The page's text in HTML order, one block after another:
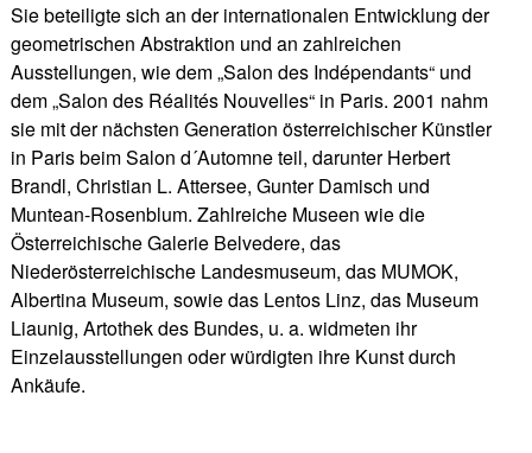
Sie beteiligte sich an der internationalen Entwicklung der
geometrischen Abstraktion und an zahlreichen
Ausstellungen, wie dem „Salon des Indépendants“ und
dem „Salon des Réalités Nouvelles“ in Paris. 2001 nahm
sie mit der nächsten Generation österreichischer Künstler
in Paris beim Salon d´Automne teil, darunter Herbert
Brandl, Christian L. Attersee, Gunter Damisch und
Muntean-Rosenblum. Zahlreiche Museen wie die
Österreichische Galerie Belvedere, das
Niederösterreichische Landesmuseum, das MUMOK,
Albertina Museum, sowie das Lentos Linz, das Museum
Liaunig, Artothek des Bundes, u. a. widmeten ihr
Einzelausstellungen oder würdigten ihre Kunst durch
Ankäufe.